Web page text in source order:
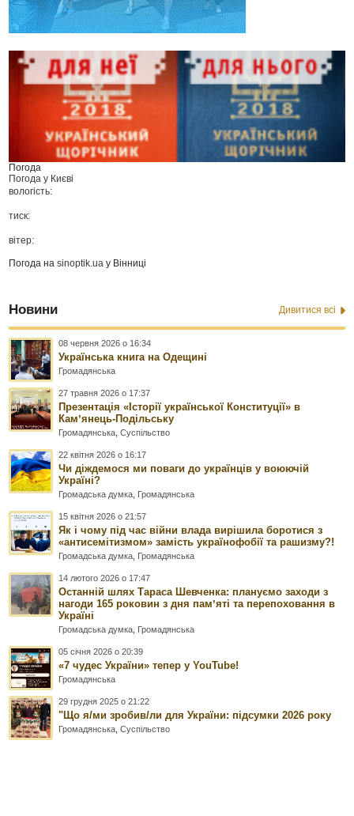
Погода
Погода у Києві
вологість:
тиск:
вітер:
Погода наsinoptik.ua у Вінниці
Новини Дивитися всі
08 червня 2026 о 16:34
Українська книга на Одещині
Громадянська
27 травня 2026 о 17:37
Презентація «Історії української Конституції» в
Камʼянець-Подільську
Громадянська ,Суспільство
22 квітня 2026 о 16:17
Чи діждемося ми поваги до українців у воюючій
Україні?
Громадська думка Громадянська
15 квітня 2026 о 21:57
Як і чому під час війни влада вирішила боротися з
«антисемітизмом» замість українофобії та рашизму?!
Громадська думка Громадянська
14 лютого 2026 о 17:47
Останній шлях Тараса Шевченка: плануємо заходи з
нагоди 165 роковин з дня памʼяті та перепоховання в
Україні
Громадська думка Громадянська
05 січня 2026 о 20:39
«7 чудес України» тепер у YouTube!
Громадянська
29 грудня 2025 о 21:22
"Що я/ми зробив/ли для України: підсумки 2026 року
Громадянська ,Суспільство